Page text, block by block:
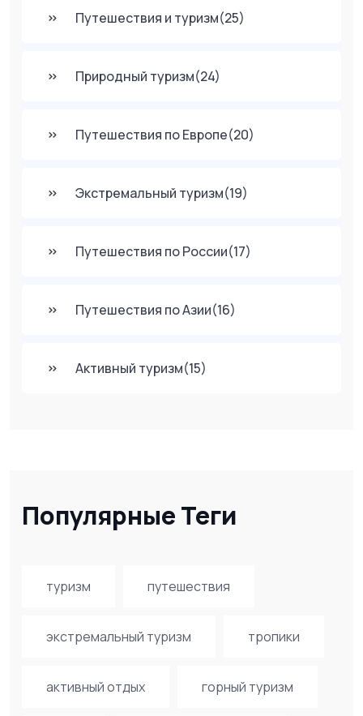
Путешествия и туризм(25)
Природный туризм(24)
Путешествия по Европе(20)
Экстремальный туризм(19)
Путешествия по России(17)
Путешествия по Азии(16)
Активный туризм(15)
Популярные Теги
туризм путешествия
экстремальный туризм тропики
активный отдых горный туризм